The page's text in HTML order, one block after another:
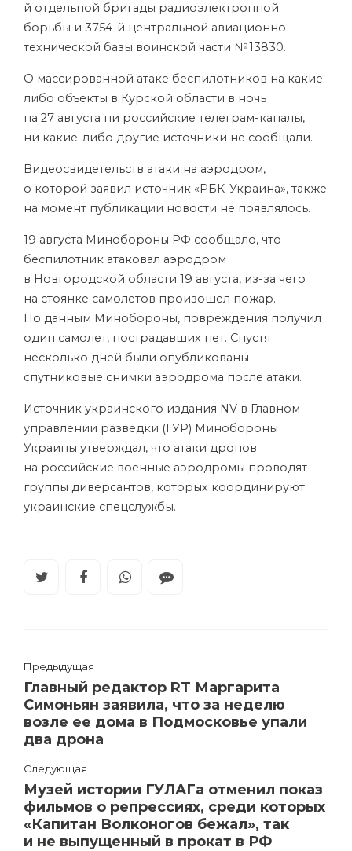
й отдельной бригады радиоэлектронной
борьбы и 3754-й центральной авиационно-
технической базы воинской части № 13830.
О массированной атаке беспилотников на какие-
либо объекты в Курской области в ночь
на 27 августа ни российские телеграм-каналы,
ни какие-либо другие источники не сообщали.
Видеосвидетельств атаки на аэродром,
о которой заявил источник «РБК-Украина», также
на момент публикации новости не появлялось.
19 августа Минобороны РФ сообщало, что
беспилотник атаковал аэродром
в Новгородской области 19 августа, из-за чего
на стоянке самолетов произошел пожар.
По данным Минобороны, повреждения получил
один самолет, пострадавших нет. Спустя
несколько дней были опубликованы
спутниковые снимки аэродрома после атаки.
Источник украинского издания NV в Главном
управлении разведки (ГУР) Минобороны
Украины утверждал, что атаки дронов
на российские военные аэродромы проводят
группы диверсантов, которых координируют
украинские спецслужбы.
Предыдущая
Главный редактор RT Маргарита
Симоньян заявила, что за неделю
возле ее дома в Подмосковье упали
два дрона
Следующая
Музей истории ГУЛАГа отменил показ
фильмов о репрессиях, среди которых
«Капитан Волконогов бежал», так
и не выпущенный в прокат в РФ